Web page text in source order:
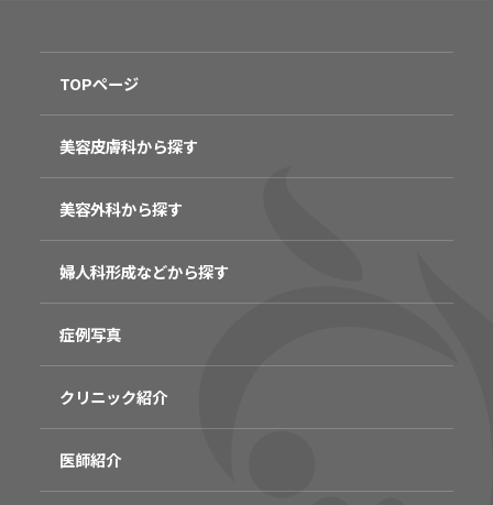
TOPページ
美容皮膚科から探す
美容外科から探す
婦人科形成などから探す
症例写真
クリニック紹介
医師紹介